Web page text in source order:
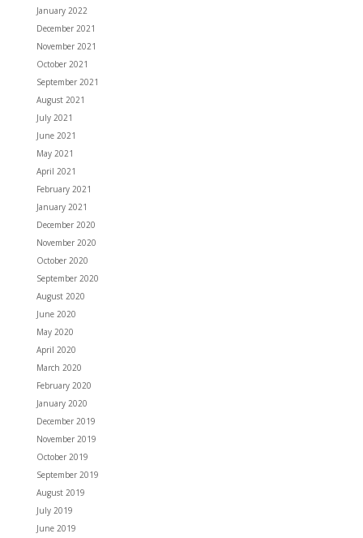
January 2022
December 2021
November 2021
October 2021
September 2021
August 2021
July 2021
June 2021
May 2021
April 2021
February 2021
January 2021
December 2020
November 2020
October 2020
September 2020
August 2020
June 2020
May 2020
April 2020
March 2020
February 2020
January 2020
December 2019
November 2019
October 2019
September 2019
August 2019
July 2019
June 2019